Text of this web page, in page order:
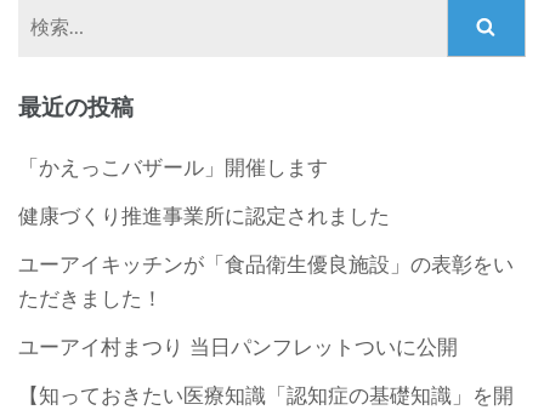
最近の投稿
「かえっこバザール」開催します
健康づくり推進事業所に認定されました
ユーアイキッチンが「食品衛生優良施設」の表彰をい
ただきました！
ユーアイ村まつり 当日パンフレットついに公開
【知っておきたい医療知識「認知症の基礎知識」を開